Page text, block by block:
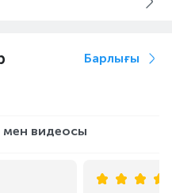
Барлығы
видеосы